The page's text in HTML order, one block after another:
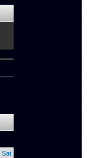
Sat